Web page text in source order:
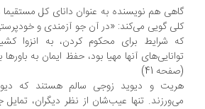
هم نویسنده به عنوان دانای کل مستقیما وارد
گویی می‌کند: «در آن جو آزمندی و خودپرستی
شرایط برای محکوم کردن، به انزوا کشیدن
آنها مهیا بود، حفظ ایمان به باورها
41)
و دیوید زوجی سالم هستند که
تنها عیب‌شان از نظر دیگران، تمایل